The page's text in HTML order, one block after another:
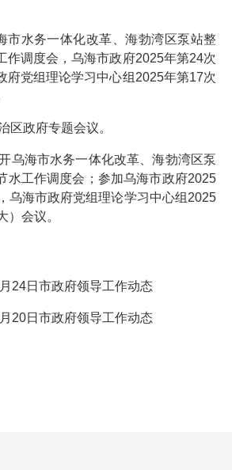
水务一体化改革、海勃湾区泵站整
作调度会，乌海市政府2025年第24次
府党组理论学习中心组2025年第17次
政府专题会议。
海市水务一体化改革、海勃湾区泵
水工作调度会；参加乌海市政府2025
乌海市政府党组理论学习中心组2025
）会议。
24日市政府领导工作动态
20日市政府领导工作动态